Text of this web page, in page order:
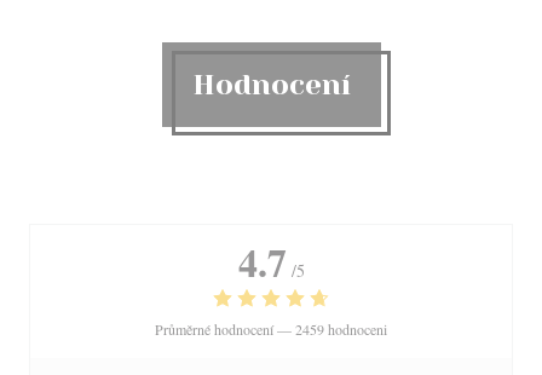
Hodnocení
4.7 /5
Průměrné hodnocení —2459 hodnoceni